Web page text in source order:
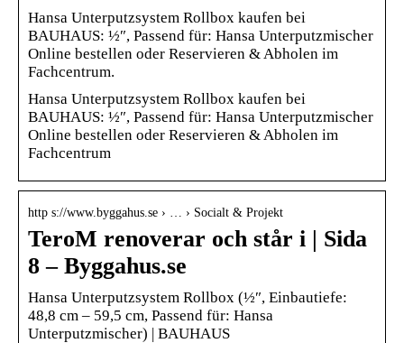
Hansa Unterputzsystem Rollbox kaufen bei
BAUHAUS: ½″, Passend für: Hansa Unterputzmischer
Online bestellen oder Reservieren & Abholen im
Fachcentrum.
Hansa Unterputzsystem Rollbox kaufen bei
BAUHAUS: ½″, Passend für: Hansa Unterputzmischer
Online bestellen oder Reservieren & Abholen im
Fachcentrum
http s://www.byggahus.se › … › Socialt & Projekt
TeroM renoverar och står i | Sida
8 – Byggahus.se
Hansa Unterputzsystem Rollbox (½″, Einbautiefe:
48,8 cm – 59,5 cm, Passend für: Hansa
Unterputzmischer) | BAUHAUS